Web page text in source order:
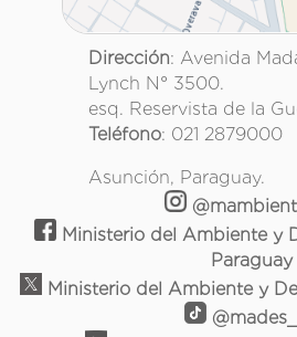
Dirección: Avenida
Lynch N° 3500.
esq. Reservista de la
Teléfono: 021 2879000
Asunción, Paraguay.
Ministerio del Ambiente y
Paraguay
Ministerio del Ambiente y